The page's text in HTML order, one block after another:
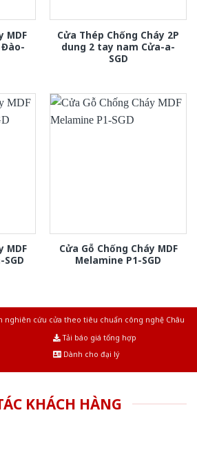
MDF
Đào-
Cửa Thép Chống Cháy 2P
dung 2 tay nam Cửa-a-
SGD
MDF
Cửa Gỗ Chống Cháy MDF
Melamine P1-SGD
nghiên cứu cửa theo tiêu chuẩn công nghệ Châu
Tải báo giá tổng hợp
Dành cho đại lý
KHÁCH HÀNG